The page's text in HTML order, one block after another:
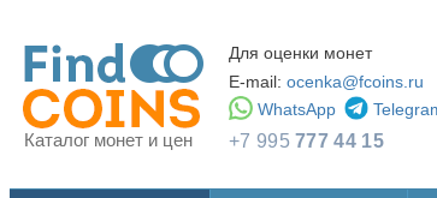
Каталог монет и цен
Для оценки монет
E-mail: ocenka@fcoins.ru
WhatsApp
+7 995777 44 15